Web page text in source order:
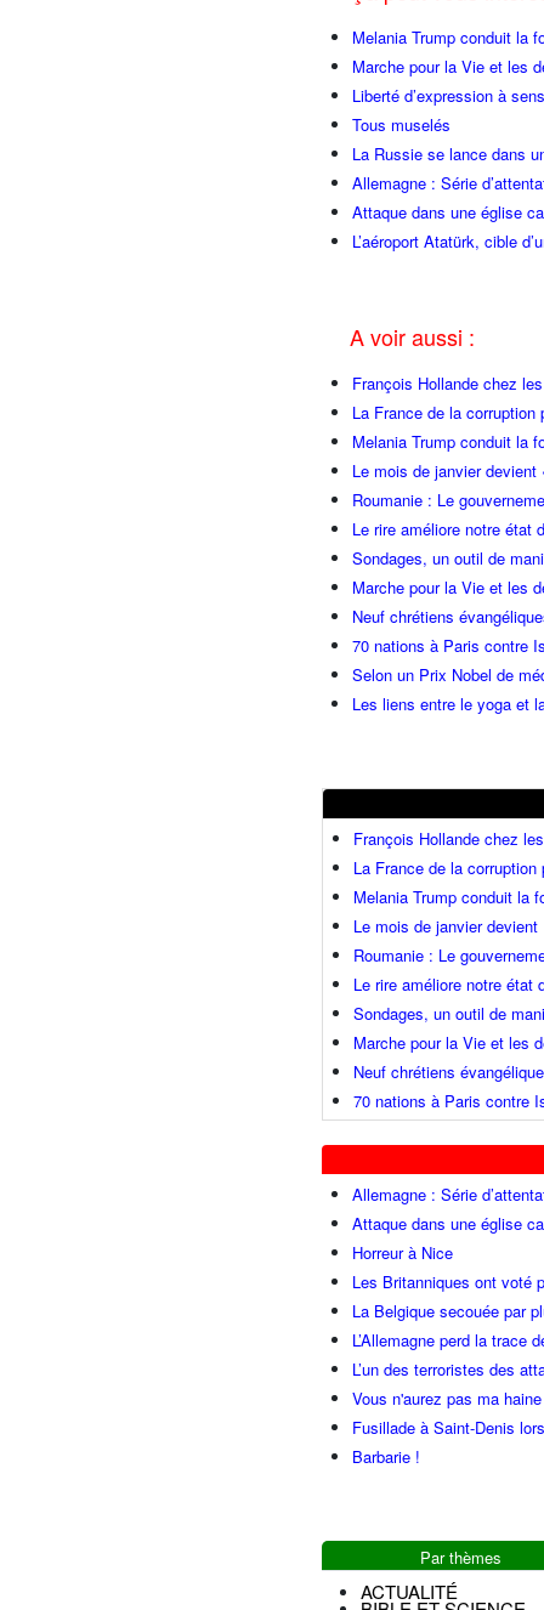
Melania Trump conduit la
Marche pour la Vie et les
Liberté d’expression à
Tous muselés
La Russie se lance dans
Allemagne : Série
Attaque dans une église
L’aéroport Atatürk, cible
A voir aussi :
François Hollande chez
La France de la
Melania Trump conduit la
Le mois de janvier
Roumanie : Le
Le rire améliore notre état
Sondages, un outil de
Marche pour la Vie et les
Neuf chrétiens
70 nations à Paris contre
Selon un Prix Nobel de
Les liens entre le yoga et
François Hollande chez
La France de la
Melania Trump conduit la
Le mois de janvier
Roumanie : Le
Le rire améliore notre état
Sondages, un outil de
Marche pour la Vie et les
Neuf chrétiens
70 nations à Paris contre
Allemagne : Série
Attaque dans une église
Horreur à Nice
Les Britanniques ont voté
La Belgique secouée par
L’Allemagne perd la trace
L’un des terroristes des
Vous n'aurez pas ma haine
Fusillade à Saint-Denis
Barbarie !
Par thèmes
ACTUALITÉ